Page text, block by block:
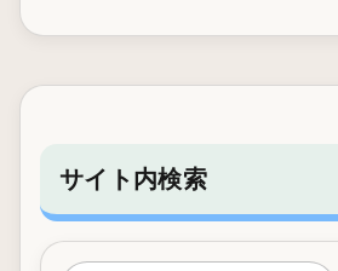
サイト内検索